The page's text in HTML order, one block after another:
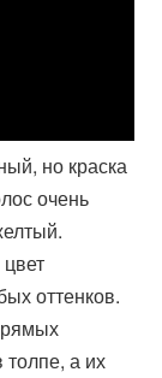
но краска
очень
оттенков.
а их